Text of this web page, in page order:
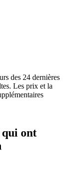
des 24 dernières
Les prix et la
qui ont